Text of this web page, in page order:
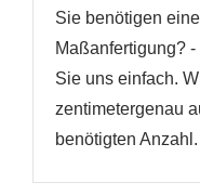
Sie benötigen
Maßanfertigung?
Sie uns einfach.
zentimetergenau
benötigten Anzahl.